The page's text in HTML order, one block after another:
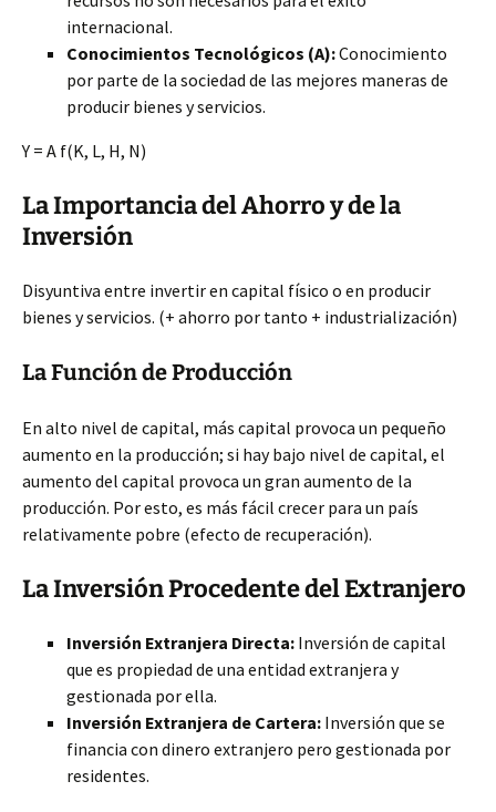
internacional.
Conocimientos Tecnológicos (A):Conocimiento
por parte de la sociedad de las mejores maneras de
producir bienes y servicios.
Y = A f(K, L, H, N)
La Importancia del Ahorro y de la
Inversión
Disyuntiva entre invertir en capital físico o en producir
bienes y servicios. (+ ahorro por tanto + industrialización)
La Función de Producción
En alto nivel de capital, más capital provoca un pequeño
aumento en la producción; si hay bajo nivel de capital, el
aumento del capital provoca un gran aumento de la
producción. Por esto, es más fácil crecer para un país
relativamente pobre (efecto de recuperación).
La Inversión Procedente del Extranjero
Inversión Extranjera Directa: Inversión de capital
que es propiedad de una entidad extranjera y
gestionada por ella.
Inversión Extranjera de Cartera: Inversión que se
financia con dinero extranjero pero gestionada por
residentes.